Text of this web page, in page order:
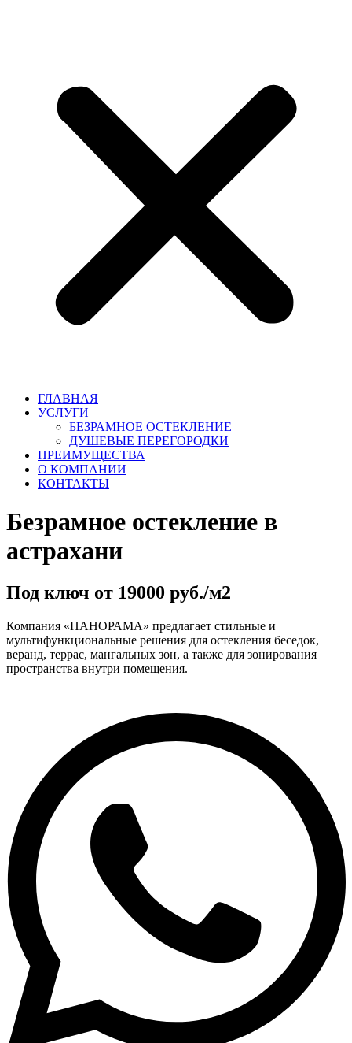
ГЛАВНАЯ
УСЛУГИ
БЕЗРАМНОЕ ОСТЕКЛЕНИЕ
ДУШЕВЫЕ ПЕРЕГОРОДКИ
ПРЕИМУЩЕСТВА
О КОМПАНИИ
КОНТАКТЫ
Безрамное остекление в
астрахани
Под ключ от 19000 руб./м2
Компания «ПАНОРАМА» предлагает стильные и
мультифункциональные решения для остекления беседок,
веранд, террас, мангальных зон, а также для зонирования
пространства внутри помещения.